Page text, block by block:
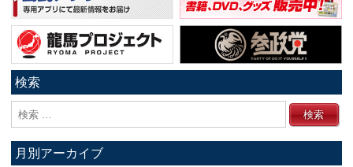
検索
月別アーカイブ